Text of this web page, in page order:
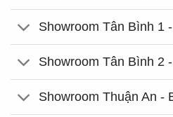
Showroom Tân Bình 1
Showroom Tân Bình 2
Showroom Thuận An -